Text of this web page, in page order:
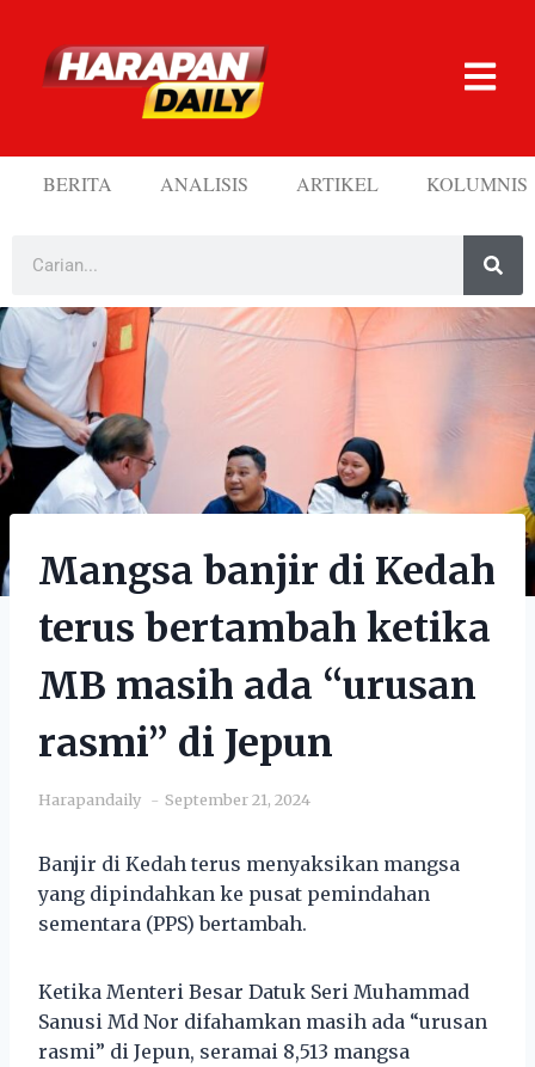
BERITA ANALISIS ARTIKEL KOLUMNIS
Mangsa banjir di Kedah
terus bertambah ketika
MB masih ada “urusan
rasmi” di Jepun
Harapandaily September 21, 2024
Banjir di Kedah terus menyaksikan mangsa
yang dipindahkan ke pusat pemindahan
sementara (PPS) bertambah.
Ketika Menteri Besar Datuk Seri Muhammad
Sanusi Md Nor difahamkan masih ada “urusan
rasmi” di Jepun, seramai 8,513 mangsa